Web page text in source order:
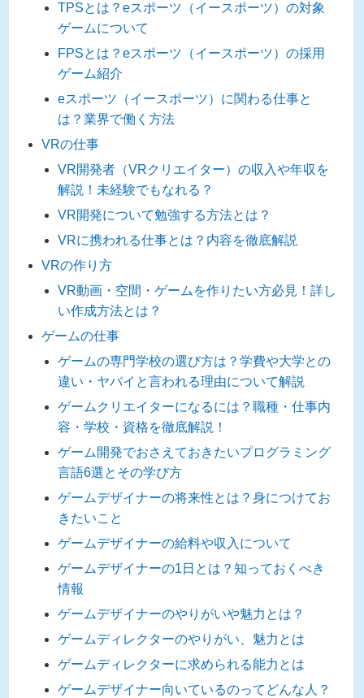
TPSとは？eスポーツ（イースポーツ）の対象
ゲームについて
FPSとは？eスポーツ（イースポーツ）の採用
ゲーム紹介
eスポーツ（イースポーツ）に関わる仕事と
は？業界で働く方法
VRの仕事
VR開発者（VRクリエイター）の収入や年収を
解説！未経験でもなれる？
VR開発について勉強する方法とは？
VRに携われる仕事とは？内容を徹底解説
VRの作り方
VR動画・空間・ゲームを作りたい方必見！詳し
い作成方法とは？
ゲームの仕事
ゲームの専門学校の選び方は？学費や大学との
違い・ヤバイと言われる理由について解説
ゲームクリエイターになるには？職種・仕事内
容・学校・資格を徹底解説！
ゲーム開発でおさえておきたいプログラミング
言語6選とその学び方
ゲームデザイナーの将来性とは？身につけてお
きたいこと
ゲームデザイナーの給料や収入について
ゲームデザイナーの1日とは？知っておくべき
情報
ゲームデザイナーのやりがいや魅力とは？
ゲームディレクターのやりがい、魅力とは
ゲームディレクターに求められる能力とは
ゲームデザイナー向いているのってどんな人？